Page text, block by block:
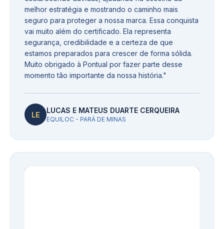
melhor estratégia e mostrando o caminho mais
seguro para proteger a nossa marca. Essa conquista
vai muito além do certificado. Ela representa
segurança, credibilidade e a certeza de que
estamos preparados para crescer de forma sólida.
Muito obrigado à Pontual por fazer parte desse
momento tão importante da nossa história."
LE LUCAS E MATEUS DUARTE CERQUEIRA
EQUILOC - PARÁ DE MINAS